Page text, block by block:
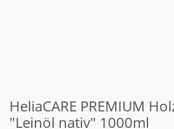
HeliaCARE PREMIUM
"Leinöl nativ" 1000ml